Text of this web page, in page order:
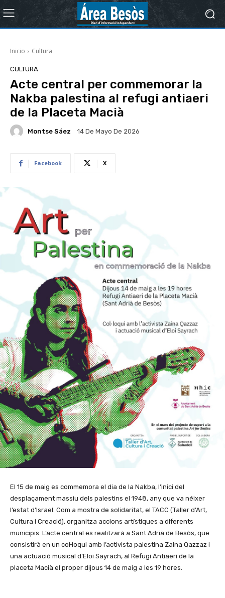
Inicio Cultura
CULTURA
Acte central per commemorar la
Nakba palestina al refugi antiaeri
de la Placeta Macià
Montse Sáez 14 De Mayo De 2026
Facebook X
El 15 de maig es commemora el dia de la Nakba, l’inici del
desplaçament massiu dels palestins el 1948, any que va néixer
l’estat d’Israel. Com a mostra de solidaritat, el TACC (Taller d’Art,
Cultura i Creació), organitza accions artístiques a diferents
municipis. L’acte central es realitzarà a Sant Adrià de Besòs, que
consistirà en un col·loqui amb l’activista palestina Zaina Qazzaz i
una actuació musical d’Eloi Sayrach, al Refugi Antiaeri de la
placeta Macià el proper dijous 14 de maig a les 19 hores.